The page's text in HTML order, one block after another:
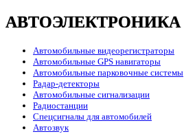
АВТОЭЛЕКТРОНИКА
Автомобильные видеорегистраторы
Автомобильные GPS навигаторы
Автомобильные парковочные системы
Радар-детекторы
Автомобильные сигнализации
Радиостанции
Спецсигналы для автомобилей
Автозвук